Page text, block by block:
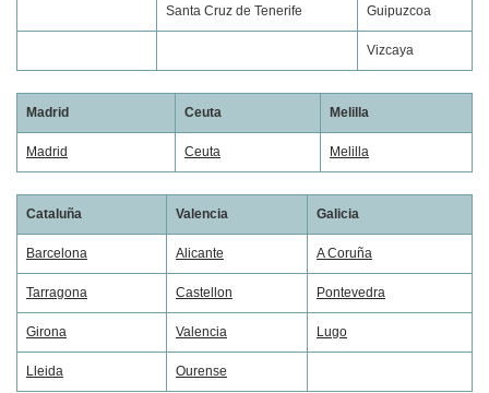
Santa Cruz de Tenerife Guipuzcoa
Vizcaya
Madrid Ceuta Melilla
Madrid Ceuta Melilla
Cataluña Valencia Galicia
Barcelona Alicante A Coruña
Tarragona Castellon Pontevedra
Girona Valencia Lugo
Lleida Ourense